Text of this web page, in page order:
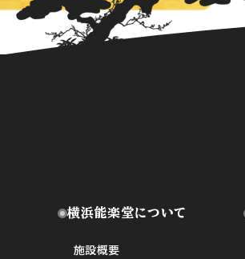
横浜能楽堂について
施設概要